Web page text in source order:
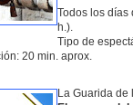
Todos los días
h.).
Tipo de
20 min. aprox.
La Guarida de